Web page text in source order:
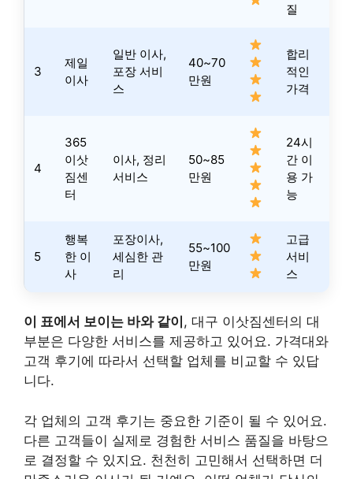
질
3
제일
이사
일반 이사,
포장 서비
스
40~70
만원
합리
적인
가격
4
365
이삿
짐센
터
이사, 정리
서비스
50~85
만원
24시
간 이
용 가
능
5
행복
한 이
사
포장이사,
세심한 관
리
55~100
만원
고급
서비
스
이 표에서 보이는 바와 같이 , 대구 이삿짐센터의 대
부분은 다양한 서비스를 제공하고 있어요. 가격대와
고객 후기에 따라서 선택할 업체를 비교할 수 있답
니다.
각 업체의 고객 후기는 중요한 기준이 될 수 있어요.
다른 고객들이 실제로 경험한 서비스 품질을 바탕으
로 결정할 수 있지요. 천천히 고민해서 선택하면 더